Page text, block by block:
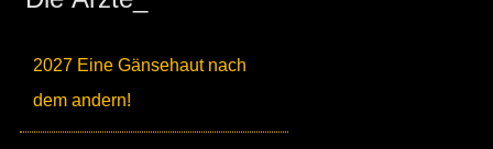
2027 Eine Gänsehaut nach
dem andern!